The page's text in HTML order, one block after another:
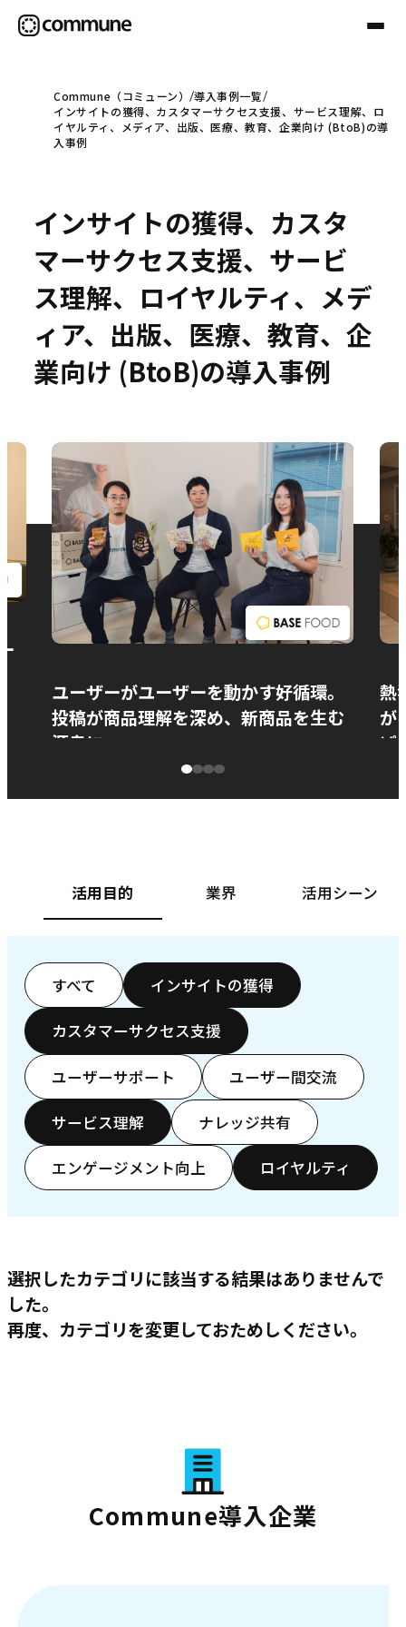
Communeについて
事例
セミナー
お役立ち情報
お問い合わせ
Commune（コミューン）
導入事例一覧
インサイトの獲得、カスタマーサクセス支援、サービス理解、ロ
イヤルティ、メディア、出版、医療、教育、企業向け (BtoB)の導
入事例
インサイトの獲得、カスタ
マーサクセス支援、サービ
ス理解、ロイヤルティ、メデ
ィア、出版、医療、教育、企
業向け (BtoB)の導入事例
ユーザーがユーザーを動かす好循環。
投稿が商品理解を深め、新商品を生む
源泉に
熱
が
ぱ
活用目的 業界 活用シーン
すべて インサイトの獲得
カスタマーサクセス支援
ユーザーサポート ユーザー間交流
サービス理解 ナレッジ共有
エンゲージメント向上 ロイヤルティ
選択したカテゴリに該当する結果はありませんで
した。
再度、カテゴリを変更しておためしください。
Commune導入企業